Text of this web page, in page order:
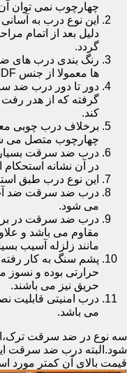
چهارچوب نمی توان
این نوع درب به
دلیل بعد از اتمام
گردد.
رنگ بندی درب های
ها معمولا از جنس MDF با روکش رنگ یا PVC می باشد.
دور تا دور درب ضد
گرفته که از هدر رفت
کند.
برخلاف درب چوبی
چهارچوب متصل می
درب ضد سرقت بسیار
در آن نشانه
این نوع درب طبق
درب ضد سرقت ضد
می شود.
درب ضد سرقت در
مقاوم می باشد و
مانند زلزله آسیب
پشم سنگ به کار
حرارتی بوده و
حریق نیز می باشند.
درب امنیتی قابلیت
می باشد.
سه نوع در ضد سرقت
شود.البته درب ضد سرقت
قیمت بالای آن کمتر مورد